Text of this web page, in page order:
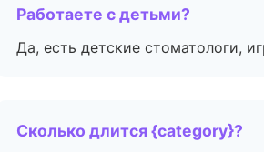
Работаете с детьми?
Да, есть детские стоматологи,
Сколько длится {category}?